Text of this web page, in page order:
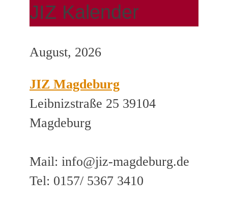
JIZ Kalender
August, 2026
JIZ Magdeburg
Leibnizstraße 25 39104
Magdeburg
Mail: info@jiz-magdeburg.de
Tel: 0157/ 5367 3410